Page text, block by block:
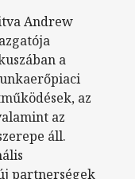
Andrew
a
az
az
áll.
partnerségek